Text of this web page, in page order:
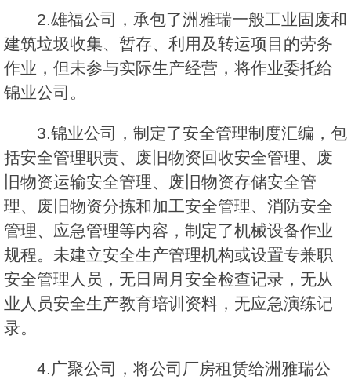
2.雄福公司，承包了洲雅瑞一般工业固废和
建筑垃圾收集、暂存、利用及转运项目的劳务
作业，但未参与实际生产经营，将作业委托给
锦业公司。
3.锦业公司，制定了安全管理制度汇编，包
括安全管理职责、废旧物资回收安全管理、废
旧物资运输安全管理、废旧物资存储安全管
理、废旧物资分拣和加工安全管理、消防安全
管理、应急管理等内容，制定了机械设备作业
规程。未建立安全生产管理机构或设置专兼职
安全管理人员，无日周月安全检查记录，无从
业人员安全生产教育培训资料，无应急演练记
录。
4.广聚公司，将公司厂房租赁给洲雅瑞公